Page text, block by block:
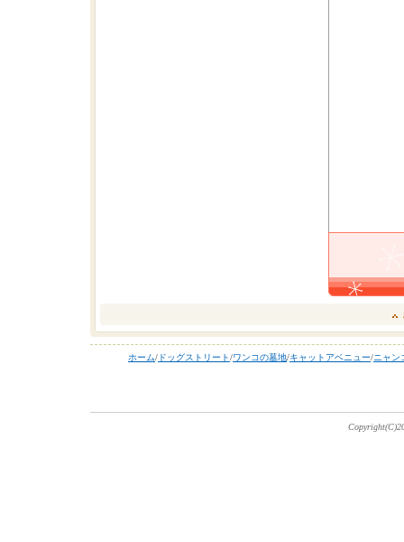
ホーム/ ドッグストリート/ワンコの墓地/キャットアベニュー/ニャン